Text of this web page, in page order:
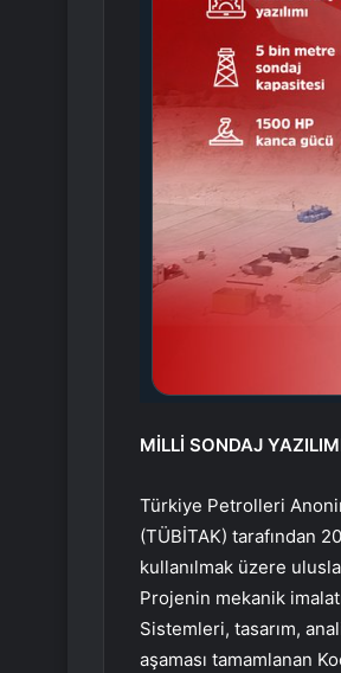
MİLLİ SONDAJ
Türkiye Petrolleri
(TÜBİTAK) tarafından
kullanılmak üzere
Projenin mekanik
Sistemleri, tasarım,
aşaması tamamlanan